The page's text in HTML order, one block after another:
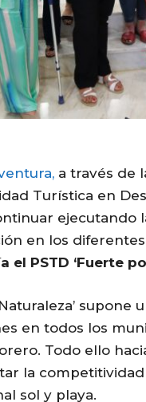
a través de
Turística en
ejecutando
en los
el PSTD ‘Fuerte
en todos los
Todo ello
la
sol y playa.